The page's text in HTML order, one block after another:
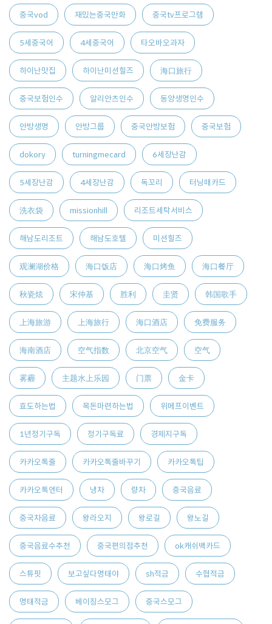
중국vod 재밌는중국만화 중국tv프로그램
5세중국어 4세중국어 타오바오과자
하이난맛집 하이난미션힐즈 海口旅行
중국보험인수 알리안츠인수 동양생명인수
안방생명 안방그룹 중국안방보험 중국보험
dokory turningmecard 6세장난감
5세장난감 4세장난감 독꼬리 터닝매카드
洗衣袋 missionhill 리조트세탁서비스
해남도리조트 해남도호텔 미션힐즈
观澜湖价格 海口饭店 海口烤鱼 海口餐厅
秋瓷炫 宋仲基 胜利 圭贤 韩国歌手
上海旅游 上海旅行 海口酒店 免费服务
海南酒店 空气指数 北京空气 空气
雾霾 主题水上乐园 门票 金卡
효도하는법 목돈마련하는법 위메프이벤트
1년정기구독 정기구독료 경제지구독
카카오톡줄 카카오톡줄바꾸기 카카오톡팁
카카오톡엔터 냉차 량차 중국음료
중국차음료 왕라오지 왕로길 왕노길
중국음료수추천 중국편의점추천 ok캐쉬백카드
스튜핏 보고싶다명태야 sh적금 수협적금
명태적금 베이징스모그 중국스모그